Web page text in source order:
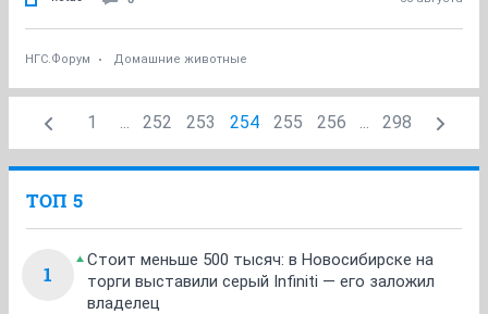
НГС.Форум Домашние животные
1 ... 252 253 254 255 256 ... 298
ТОП 5
1
Стоит меньше 500 тысяч: в Новосибирске на
торги выставили серый Infiniti — его заложил
владелец